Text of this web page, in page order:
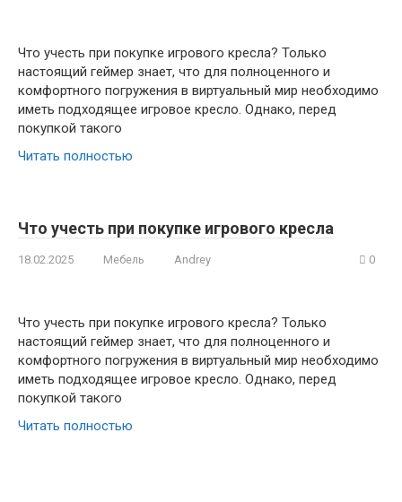
Что учесть при покупке игрового кресла? Только
настоящий геймер знает, что для полноценного и
комфортного погружения в виртуальный мир необходимо
иметь подходящее игровое кресло. Однако, перед
покупкой такого
Читать полностью
Что учесть при покупке игрового кресла
18.02.2025 Мебель Andrey 0
Что учесть при покупке игрового кресла? Только
настоящий геймер знает, что для полноценного и
комфортного погружения в виртуальный мир необходимо
иметь подходящее игровое кресло. Однако, перед
покупкой такого
Читать полностью